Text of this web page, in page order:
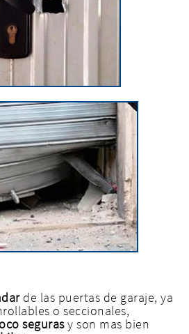
de las puertas de garaje, ya
o seccionales,
segurasy son mas bien